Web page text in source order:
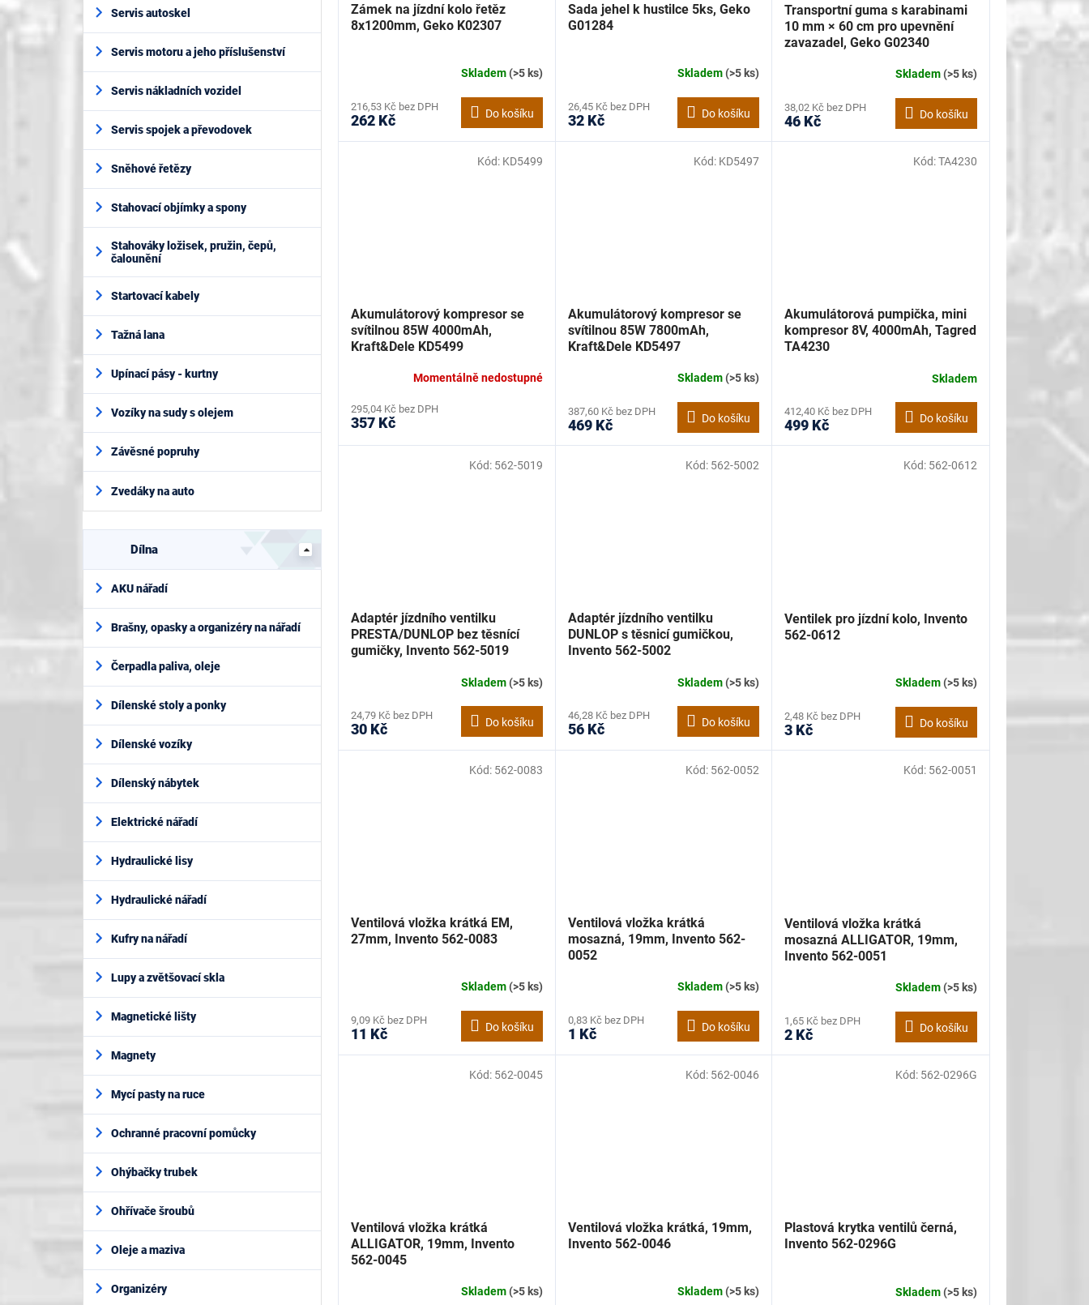
Servis autoskel
Servis motoru a jeho příslušenství
Servis nákladních vozidel
Servis spojek a převodovek
Sněhové řetězy
Stahovací objímky a spony
Stahováky ložisek, pružin, čepů,
čalounění
Startovací kabely
Tažná lana
Upínací pásy - kurtny
Vozíky na sudy s olejem
Závěsné popruhy
Zvedáky na auto
Dílna
AKU nářadí
Brašny, opasky a organizéry na nářadí
Čerpadla paliva, oleje
Dílenské stoly a ponky
Dílenské vozíky
Dílenský nábytek
Elektrické nářadí
Hydraulické lisy
Hydraulické nářadí
Kufry na nářadí
Lupy a zvětšovací skla
Magnetické lišty
Magnety
Mycí pasty na ruce
Ochranné pracovní pomůcky
Ohýbačky trubek
Ohřívače šroubů
Oleje a maziva
Organizéry
Zámek na jízdní kolo řetěz
8x1200mm, Geko K02307
Skladem(>5 ks)
216,53 Kč bez DPH
262 Kč Do košíku
Sada jehel k hustilce 5ks, Geko
G01284
Skladem(>5 ks)
26,45 Kč bez DPH
32 Kč Do košíku
Transportní guma s karabinami
10 mm × 60 cm pro upevnění
zavazadel, Geko G02340
Skladem(>5 ks)
38,02 Kč bez DPH
46 Kč Do košíku
Akumulátorový kompresor se
svítilnou 85W 4000mAh,
Kraft&Dele KD5499
Momentálně nedostupné
295,04 Kč bez DPH
357 Kč
Kód: KD5499
Akumulátorový kompresor se
svítilnou 85W 7800mAh,
Kraft&Dele KD5497
Skladem(>5 ks)
387,60 Kč bez DPH
469 Kč Do košíku
Kód: KD5497
Akumulátorová pumpička, mini
kompresor 8V, 4000mAh, Tagred
TA4230
Skladem
412,40 Kč bez DPH
499 Kč Do košíku
Kód:TA4230
Adaptér jízdního ventilku
PRESTA/DUNLOP bez těsnící
gumičky, Invento 562-5019
Skladem(>5 ks)
24,79 Kč bez DPH
30 Kč Do košíku
Kód: 562-5019
Adaptér jízdního ventilku
DUNLOP s těsnicí gumičkou,
Invento 562-5002
Skladem(>5 ks)
46,28 Kč bez DPH
56 Kč Do košíku
Kód: 562-5002
Ventilek pro jízdní kolo, Invento
562-0612
Skladem(>5 ks)
2,48 Kč bez DPH
3 Kč Do košíku
Kód: 562-0612
Ventilová vložka krátká EM,
27mm, Invento 562-0083
Skladem(>5 ks)
9,09 Kč bez DPH
11 Kč Do košíku
Kód: 562-0083
Ventilová vložka krátká
mosazná, 19mm, Invento 562-
0052
Skladem(>5 ks)
0,83 Kč bez DPH
1 Kč Do košíku
Kód: 562-0052
Ventilová vložka krátká
mosazná ALLIGATOR, 19mm,
Invento 562-0051
Skladem(>5 ks)
1,65 Kč bez DPH
2 Kč Do košíku
Kód: 562-0051
Ventilová vložka krátká
ALLIGATOR, 19mm, Invento
562-0045
Skladem(>5 ks)
Kód: 562-0045
Ventilová vložka krátká, 19mm,
Invento 562-0046
Skladem(>5 ks)
Kód: 562-0046
Plastová krytka ventilů černá,
Invento 562-0296G
Skladem(>5 ks)
Kód: 562-0296G